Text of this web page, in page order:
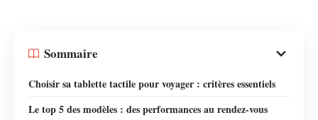
Sommaire
Choisir sa tablette tactile pour voyager : critères essentiels
Le top 5 des modèles : des performances au rendez-vous